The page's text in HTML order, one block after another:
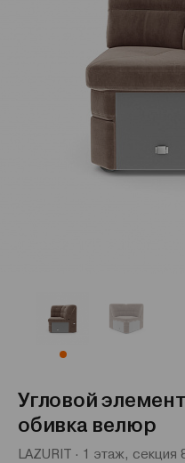
Угловой
обивка велюр
LAZURIT · 1 этаж, секция